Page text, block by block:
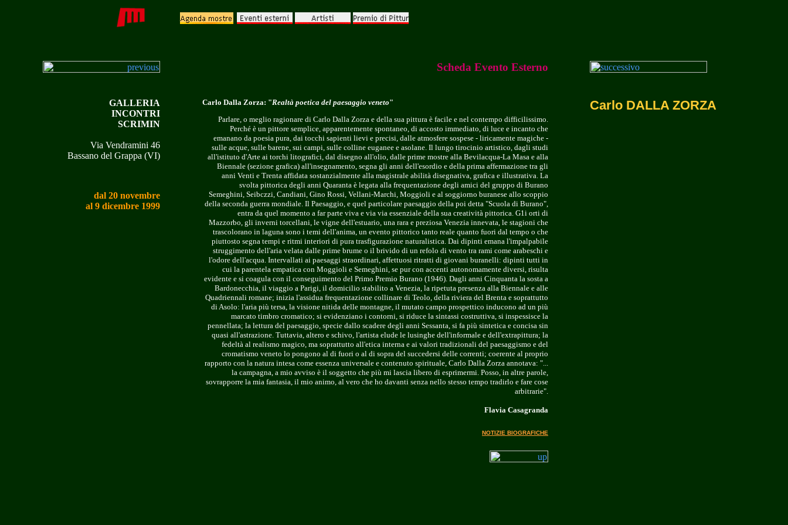
Scheda Evento Esterno
GALLERIA
INCONTRI
SCRIMIN
Via Vendramini 46
Bassano del Grappa (VI)
dal 20 novembre
al 9 dicembre 1999
Carlo Dalla Zorza: "Realtà poetica del paesaggio veneto"
Parlare, o meglio ragionare di Carlo Dalla Zorza e della sua pittura è facile e nel contempo difficilissimo.
Perché è un pittore semplice, apparentemente spontaneo, di accosto immediato, di luce e incanto che
emanano da poesia pura, dai tocchi sapienti lievi e precisi, dalle atmosfere sospese - liricamente magiche -
sulle acque, sulle barene, sui campi, sulle colline euganee e asolane. Il lungo tirocinio artistico, dagli studi
all'istituto d'Arte ai torchi litografici, dal disegno all'olio, dalle prime mostre alla Bevilacqua-La Masa e alla
Biennale (sezione grafica) all'insegnamento, segna gli anni dell'esordio e della prima affermazione tra gli
anni Venti e Trenta affidata sostanzialmente alla magistrale abilità disegnativa, grafica e illustrativa. La
svolta pittorica degli anni Quaranta è legata alla frequentazione degli amici del gruppo di Burano
Semeghini, Seibczzi, Candiani, Gino Rossi, Vellani-Marchi, Moggioli e al soggiorno buranese allo scoppio
della seconda guerra mondiale. Il Paesaggio, e quel particolare paesaggio della poi detta "Scuola di Burano",
entra da quel momento a far parte viva e via via essenziale della sua creatività pittorica. G1i orti di
Mazzorbo, gli inverni torcellani, le vigne dell'estuario, una rara e preziosa Venezia innevata, le stagioni che
trascolorano in laguna sono i temi dell'anima, un evento pittorico tanto reale quanto fuori dal tempo o che
piuttosto segna tempi e ritmi interiori di pura trasfigurazione naturalistica. Dai dipinti emana l'impalpabile
struggimento dell'aria velata dalle prime brume o il brivido di un refolo di vento tra rami come arabeschi e
l'odore dell'acqua. Intervallati ai paesaggi straordinari, affettuosi ritratti di giovani buranelli: dipinti tutti in
cui la parentela empatica con Moggioli e Semeghini, se pur con accenti autonomamente diversi, risulta
evidente e si coagula con il conseguimento del Primo Premio Burano (1946). Dagli anni Cinquanta la sosta a
Bardonecchia, il viaggio a Parigi, il domicilio stabilito a Venezia, la ripetuta presenza alla Biennale e alle
Quadriennali romane; inizia l'assidua frequentazione collinare di Teolo, della riviera del Brenta e soprattutto
di Asolo: l'aria più tersa, la visione nitida delle montagne, il mutato campo prospettico inducono ad un più
marcato timbro cromatico; si evidenziano i contorni, si riduce la sintassi costruttiva, si inspessisce la
pennellata; la lettura del paesaggio, specie dallo scadere degli anni Sessanta, si fa più sintetica e concisa sin
quasi all'astrazione. Tuttavia, altero e schivo, l'artista elude le lusinghe dell'informale e dell'extrapittura; la
fedeltà al realismo magico, ma soprattutto all'etica interna e ai valori tradizionali del paesaggismo e del
cromatismo veneto lo pongono al di fuori o al di sopra del succedersi delle correnti; coerente al proprio
rapporto con la natura intesa come essenza universale e contenuto spirituale, Carlo Dalla Zorza annotava: "...
la campagna, a mio avviso è il soggetto che più mi lascia libero di esprimermi. Posso, in altre parole,
sovrapporre la mia fantasia, il mio animo, al vero che ho davanti senza nello stesso tempo tradirlo e fare cose
arbitrarie".
Flavia Casagranda
NOTIZIE BIOGRAFICHE
Carlo DALLA ZORZA